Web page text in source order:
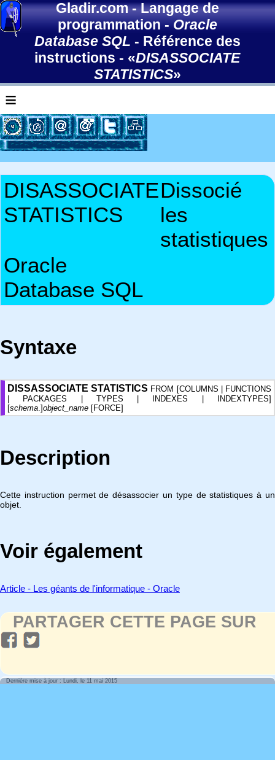
Gladir.com-Langage de
programmation-Oracle
Database SQL - Référence des
instructions - «DISASSOCIATE
STATISTICS»
≡
DISASSOCIATE
STATISTICS
Dissocié
les
statistiques
Oracle
Database SQL
Syntaxe
DISSASSOCIATE STATISTICS FROM [COLUMNS | FUNCTIONS
| PACKAGES | TYPES | INDEXES | INDEXTYPES]
[schema.]object_name [FORCE]
Description
Cette instruction permet de désassocier un type de statistiques à un
objet.
Voir également
Article - Les géants de l'informatique - Oracle
PARTAGER CETTE PAGE SUR
Dernière mise à jour : Lundi, le 11 mai 2015